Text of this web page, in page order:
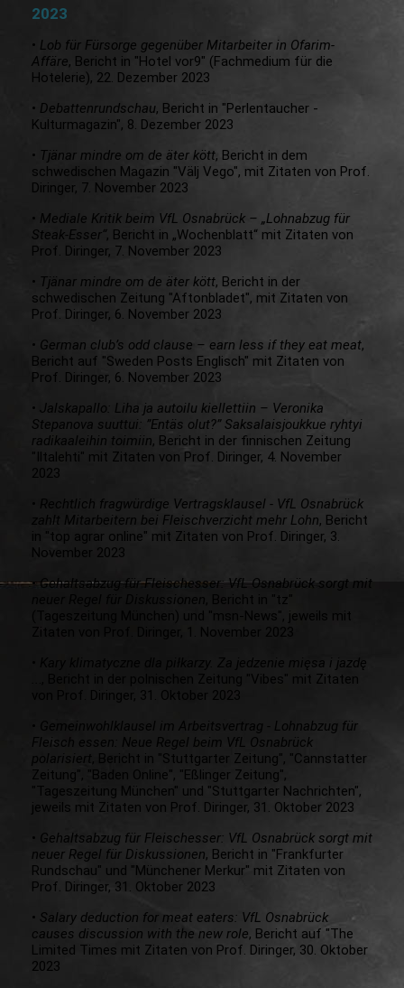
2023
• Lob für Fürsorge gegenüber Mitarbeiter in Ofarim-
Affäre, Bericht in "Hotel vor9" (Fachmedium für die
Hotelerie), 22. Dezember 2023
• Debattenrundschau, Bericht in "Perlentaucher -
Kulturmagazin", 8. Dezember 2023
• Tjänar mindre om de äter kött, Bericht in dem
schwedischen Magazin "Välj Vego", mit Zitaten von Prof.
Diringer, 7. November 2023
• Mediale Kritik beim VfL Osnabrück – „Lohnabzug für
Steak-Esser“, Bericht in „Wochenblatt“ mit Zitaten von
Prof. Diringer, 7. November 2023
• Tjänar mindre om de äter kött, Bericht in der
schwedischen Zeitung "Aftonbladet", mit Zitaten von
Prof. Diringer, 6. November 2023
• German club’s odd clause – earn less if they eat meat,
Bericht auf "Sweden Posts Englisch" mit Zitaten von
Prof. Diringer, 6. November 2023
• Jalskapallo: Liha ja autoilu kiellettiin – Veronika
Stepanova suuttui: ”Entäs olut?” Saksalaisjoukkue ryhtyi
radikaaleihin toimiin, Bericht in der finnischen Zeitung
"Iltalehti" mit Zitaten von Prof. Diringer, 4. November
2023
Rechtlich fragwürdige Vertragsklausel - VfL Osnabrück
zahlt Mitarbeitern bei Fleischverzicht mehr Lohn, Bericht
in "top agrar online" mit Zitaten von Prof. Diringer, 3.
November 2023
•Gehaltsabzug für Fleischesser: VfL Osnabrück sorgt mit
, Bericht in "tz"
(Tageszeitung München) und "msn-News", jeweils mit
Zitaten von Prof. Diringer, 1. November 2023
Kary klimatyczne dla piłkarzy. Za jedzenie mięsa i jazdę
., Bericht in der polnischen Zeitung "Vibes" mit Zitaten
von Prof. Diringer, 31. Oktober 2023
Gemeinwohlklausel im Arbeitsvertrag - Lohnabzug für
Fleisch essen: Neue Regel beim VfL Osnabrück
polarisiert
, Bericht in "Stuttgarter Zeitung", "Cannstatter
Zeitung", "Baden Online", "Eßlinger Zeitung",
"Tageszeitung München" und "Stuttgarter Nachrichten",
jeweils mit Zitaten von Prof. Diringer, 31. Oktober 2023
• Gehaltsabzug für Fleischesser: VfL Osnabrück sorgt mit
neuer Regel für Diskussionen, Bericht in "Frankfurter
Rundschau" und "Münchener Merkur" mit Zitaten von
Prof. Diringer, 31. Oktober 2023
• Salary deduction for meat eaters: VfL Osnabrück
causes discussion with the new role, Bericht auf "The
Limited Times mit Zitaten von Prof. Diringer, 30. Oktober
2023